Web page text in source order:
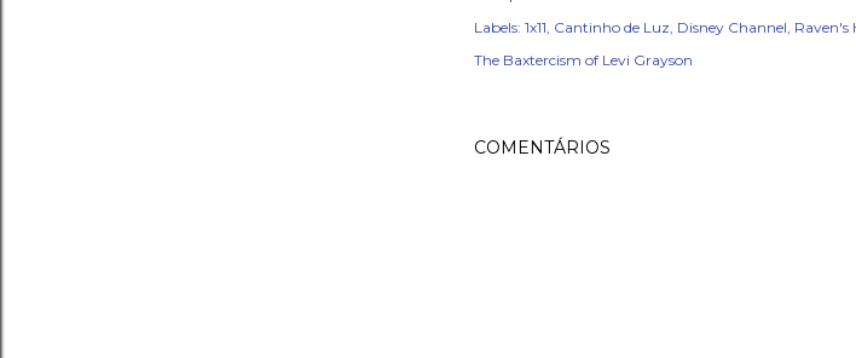
Labels: 1x11 Cantinho de Luz Disney Channel Raven's
The Baxtercism of Levi Grayson
COMENTÁRIOS